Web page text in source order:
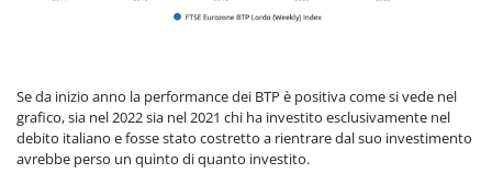
Se da inizio anno la performance dei BTP è positiva come si vede nel
grafico, sia nel 2022 sia nel 2021 chi ha investito esclusivamente nel
debito italiano e fosse stato costretto a rientrare dal suo investimento
avrebbe perso un quinto di quanto investito.